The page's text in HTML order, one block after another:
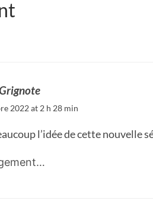
2022 at 2 h 28 min
l’idée de cette nouvelle